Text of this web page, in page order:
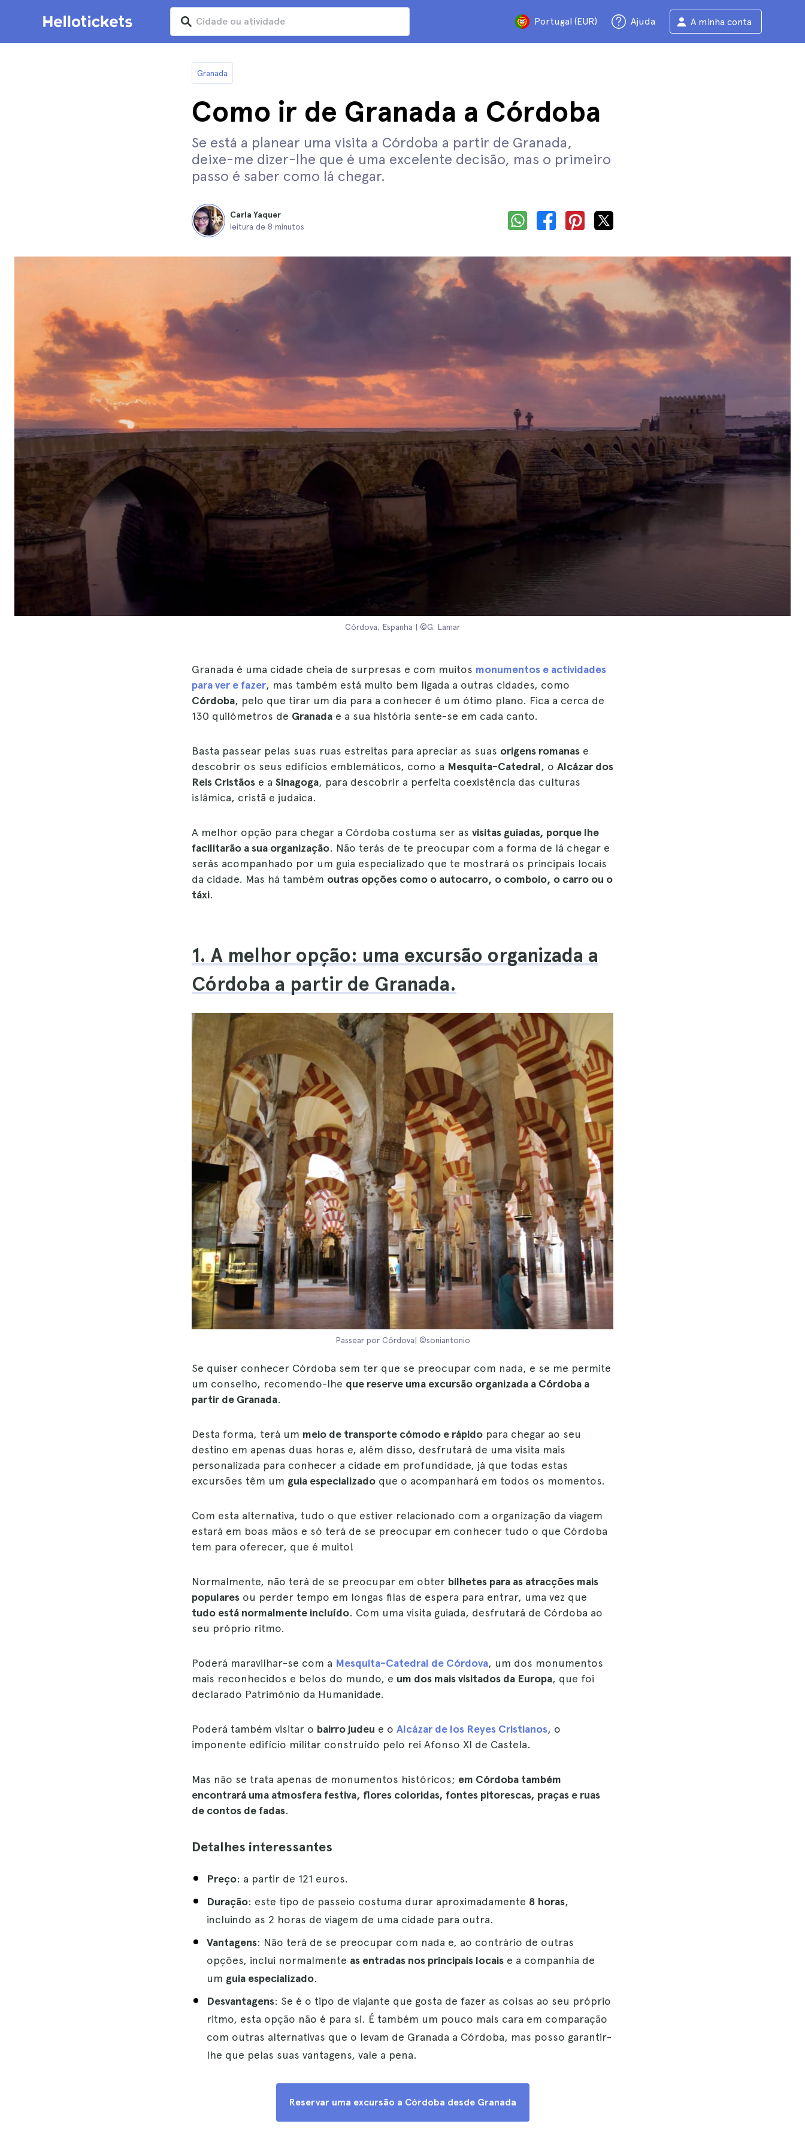
Portugal (EUR) Ajuda A minha conta
Granada
Como ir de Granada a Córdoba
Se está a planear uma visita a Córdoba a partir de Granada,
deixe-me dizer-lhe que é uma excelente decisão, mas o primeiro
passo é saber como lá chegar.
Carla Yaquer
leitura de 8 minutos
Córdova, Espanha | ©G. Lamar
Granada é uma cidade cheia de surpresas e com muitos monumentos e actividades
para ver e fazer, mas também está muito bem ligada a outras cidades, como
Córdoba, pelo que tirar um dia para a conhecer é um ótimo plano. Fica a cerca de
130 quilómetros de Granada e a sua história sente-se em cada canto.
Basta passear pelas suas ruas estreitas para apreciar as suas origens romanas e
descobrir os seus edifícios emblemáticos, como a Mesquita-Catedral, o Alcázar dos
Reis Cristãos e a Sinagoga, para descobrir a perfeita coexistência das culturas
islâmica, cristã e judaica.
A melhor opção para chegar a Córdoba costuma ser as visitas guiadas, porque lhe
facilitarão a sua organização. Não terás de te preocupar com a forma de lá chegar e
serás acompanhado por um guia especializado que te mostrará os principais locais
da cidade. Mas há também outras opções como o autocarro, o comboio, o carro ou o
táxi.
1. A melhor opção: uma excursão organizada a
Córdoba a partir de Granada.
Passear por Córdova| ©soniantonio
Se quiser conhecer Córdoba sem ter que se preocupar com nada, e se me permite
um conselho, recomendo-lhe que reserve uma excursão organizada a Córdoba a
partir de Granada.
Desta forma, terá um meio de transporte cómodo e rápido para chegar ao seu
destino em apenas duas horas e, além disso, desfrutará de uma visita mais
personalizada para conhecer a cidade em profundidade, já que todas estas
excursões têm um guia especializado que o acompanhará em todos os momentos.
Com esta alternativa, tudo o que estiver relacionado com a organização da viagem
estará em boas mãos e só terá de se preocupar em conhecer tudo o que Córdoba
tem para oferecer, que é muito!
Normalmente, não terá de se preocupar em obter bilhetes para as atracções mais
populares ou perder tempo em longas filas de espera para entrar, uma vez que
tudo está normalmente incluído. Com uma visita guiada, desfrutará de Córdoba ao
seu próprio ritmo.
Poderá maravilhar-se com a Mesquita-Catedral de Córdova, um dos monumentos
mais reconhecidos e belos do mundo, e um dos mais visitados da Europa, que foi
declarado Património da Humanidade.
Poderá também visitar o bairro judeu e o Alcázar de los Reyes Cristianos, o
imponente edifício militar construído pelo rei Afonso XI de Castela.
Mas não se trata apenas de monumentos históricos; em Córdoba também
encontrará uma atmosfera festiva, flores coloridas, fontes pitorescas, praças e ruas
de contos de fadas.
Detalhes interessantes
Preço: a partir de 121 euros.
Duração: este tipo de passeio costuma durar aproximadamente 8 horas,
incluindo as 2 horas de viagem de uma cidade para outra.
Vantagens: Não terá de se preocupar com nada e, ao contrário de outras
opções, inclui normalmente as entradas nos principais locais e a companhia de
um guia especializado.
Desvantagens: Se é o tipo de viajante que gosta de fazer as coisas ao seu próprio
ritmo, esta opção não é para si. É também um pouco mais cara em comparação
com outras alternativas que o levam de Granada a Córdoba, mas posso garantir-
lhe que pelas suas vantagens, vale a pena.
Reservar uma excursão a Córdoba desde Granada